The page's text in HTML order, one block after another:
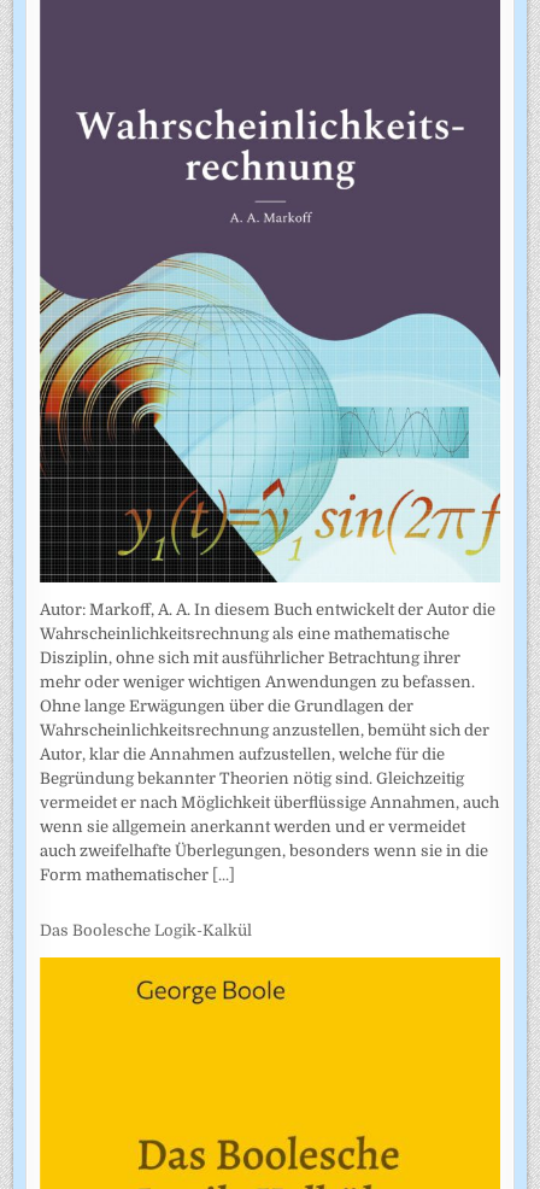
Autor: Markoff, A. A. In diesem Buch entwickelt der Autor die
Wahrscheinlichkeitsrechnung als eine mathematische
Disziplin, ohne sich mit ausführlicher Betrachtung ihrer
mehr oder weniger wichtigen Anwendungen zu befassen.
Ohne lange Erwägungen über die Grundlagen der
Wahrscheinlich­keitsrechnung anzustellen, bemüht sich der
Autor, klar die Annahmen auf­zustellen, welche für die
Begründung bekannter Theorien nötig sind. Gleichzeitig
vermeidet er nach Möglichkeit überflüssige Annahmen, auch
wenn sie allgemein anerkannt werden und er vermeidet
auch zweifel­hafte Überlegungen, besonders wenn sie in die
Form mathematischer [...]
Das Boolesche Logik-Kalkül